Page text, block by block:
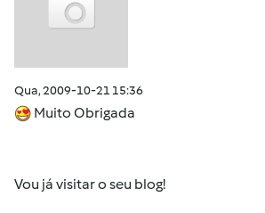
Qua, 2009-10-21 15:36
Muito Obrigada
Vou já visitar o seu blog!